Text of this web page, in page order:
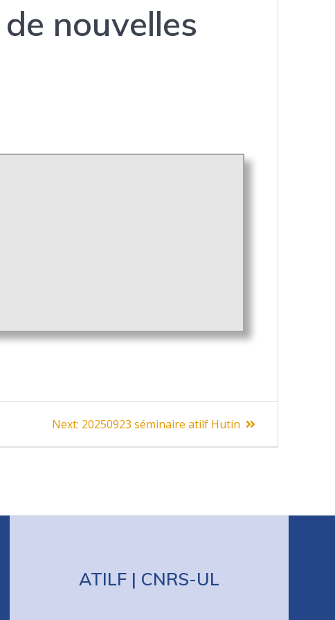
nouvelles
Next: Next
20250923 séminaire atilf Hutin
ATILF | CNRS-UL